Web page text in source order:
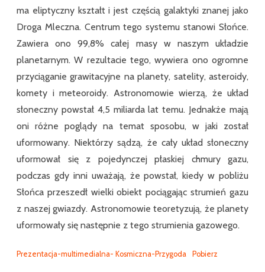
ma eliptyczny kształt i jest częścią galaktyki znanej jako
Droga Mleczna. Centrum tego systemu stanowi Słońce.
Zawiera ono 99,8% całej masy w naszym układzie
planetarnym. W rezultacie tego, wywiera ono ogromne
przyciąganie grawitacyjne na planety, satelity, asteroidy,
komety i meteoroidy. Astronomowie wierzą, że układ
słoneczny powstał 4,5 miliarda lat temu. Jednakże mają
oni różne poglądy na temat sposobu, w jaki został
uformowany. Niektórzy sądzą, że cały układ słoneczny
uformował się z pojedynczej płaskiej chmury gazu,
podczas gdy inni uważają, że powstał, kiedy w pobliżu
Słońca przeszedł wielki obiekt pociągając strumień gazu
z naszej gwiazdy. Astronomowie teoretyzują, że planety
uformowały się następnie z tego strumienia gazowego.
Prezentacja-multimedialna- Kosmiczna-Przygoda Pobierz